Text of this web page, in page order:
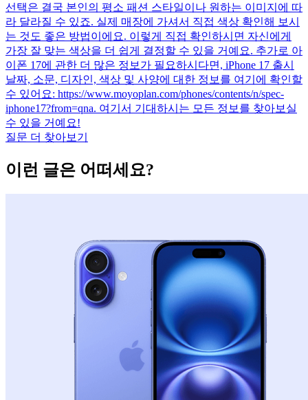
선택은 결국 본인의 평소 패션 스타일이나 원하는 이미지에 따
라 달라질 수 있죠. 실제 매장에 가셔서 직접 색상 확인해 보시
는 것도 좋은 방법이에요. 이렇게 직접 확인하시면 자신에게
가장 잘 맞는 색상을 더 쉽게 결정할 수 있을 거예요. 추가로 아
이폰 17에 관한 더 많은 정보가 필요하시다면, iPhone 17 출시
날짜, 소문, 디자인, 색상 및 사양에 대한 정보를 여기에 확인할
수 있어요: https://www.moyoplan.com/phones/contents/n/spec-
iphone17?from=qna. 여기서 기대하시는 모든 정보를 찾아보실
수 있을 거예요!
질문 더 찾아보기
이런 글은 어떠세요?